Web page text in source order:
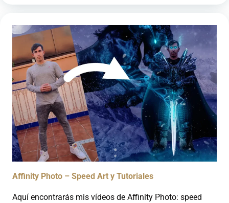
Affinity Photo – Speed Art y Tutoriales
Aquí encontrarás mis vídeos de Affinity Photo: speed